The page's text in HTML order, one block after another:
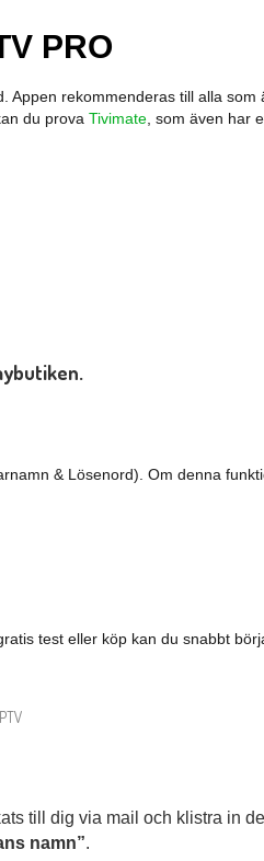
PRO
rekommenderas till alla som
du prova Tivimate , som även har
& Lösenord). Om denna
test eller köp kan du snabbt
till dig via mail och klistra in
namn”.